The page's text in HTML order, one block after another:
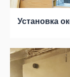
Установка